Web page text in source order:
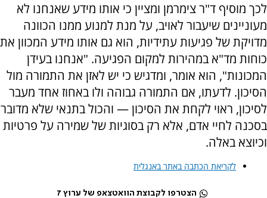
לכך מוסיף ד"ר צימרמן ומציין כי אותו מידע שאנחנו לא
מעוניינים שיעבור לאויב, על מנת למנוע ממנו הכוונה
מדויקת של פגיעות עתידיות, הוא גם אותו מידע המכוון את
כוחות מד"א במהירות למקום הפגיעה. "אנחנו בעידן
המכונות", הוא אומר, ומדגיש כי יש לאזן את התמורה מול
הסיכון. לדעתו, אם התמורה גבוהה ולו באחוז אחד מעבר
לסיכון, ראוי לקחת את הסיכון — והכול בתנאי שלא מדובר
בסכנה לחיי אדם, אלא רק בסוגיות של שמירה על פרטיות
וכיוצא באלה.
לקריאת הכתבה באתר באנגלית
הצטרפו לקבוצת הוואטצאפ של ערוץ 7